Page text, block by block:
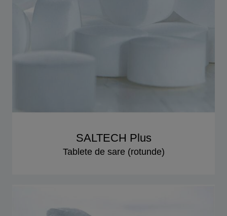
SALTECH Plus
Tablete de sare (rotunde)